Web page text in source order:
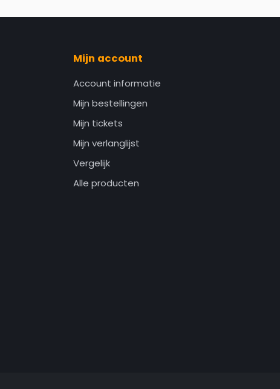
Mijn account
Account informatie
Mijn bestellingen
Mijn tickets
Mijn verlanglijst
Vergelijk
Alle producten